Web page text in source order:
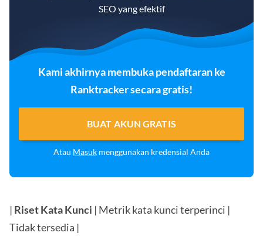
SEO yang efektif
Kami akhirnya membuka pendaftaran ke
Ranktracker secara gratis!
BUAT AKUN GRATIS
Atau Masuk menggunakan kredensial Anda
| Riset Kata Kunci | Metrik kata kunci terperinci |
Tidak tersedia |